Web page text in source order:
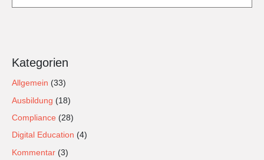
Kategorien
Allgemein (33)
Ausbildung (18)
Compliance (28)
Digital Education (4)
Kommentar (3)